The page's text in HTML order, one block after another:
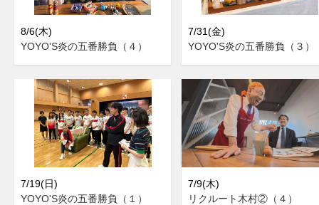
8/6(木)
YOYO'S炎の五番勝負（４）
7/31(金)
YOYO'S炎の五番勝負（３）
7/19(日)
YOYO'S炎の五番勝負（１）
7/9(木)
リクルート木村②（４）